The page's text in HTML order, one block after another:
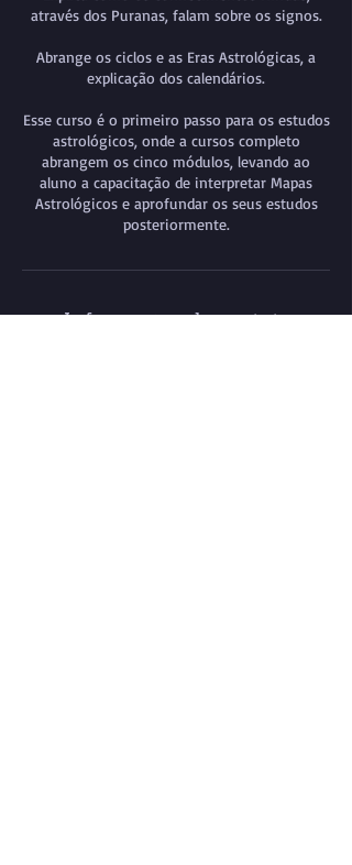
através dos Puranas, falam sobre os signos.
Abrange os ciclos e as Eras Astrológicas, a
explicação dos calendários.
Esse curso é o primeiro passo para os estudos
astrológicos, onde a cursos completo
abrangem os cinco módulos, levando ao
aluno a capacitação de interpretar Mapas
Astrológicos e aprofundar os seus estudos
posteriormente.
Informações de contato